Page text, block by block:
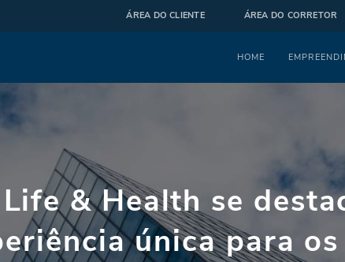
ÁREA DO CLIENTE ÁREA DO CORRETOR
Menu
HOME
& Health se
única para